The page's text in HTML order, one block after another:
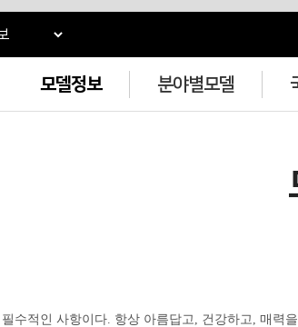
모델정보 분야별모델
수적인 사항이다. 항상 아름답고, 건강하고, 매